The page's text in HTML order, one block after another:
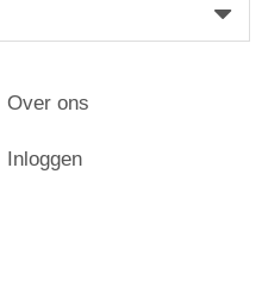
Over ons
Inloggen